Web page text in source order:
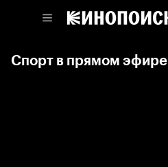
Спорт в прямом эфире